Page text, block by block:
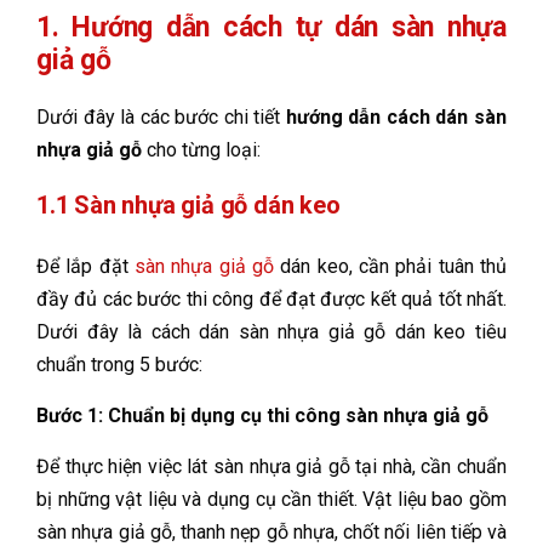
1. Hướng dẫn cách tự dán sàn nhựa
giả gỗ
Dưới đây là các bước chi tiết hướng dẫn cách dán sàn
nhựa giả gỗ cho từng loại:
1.1 Sàn nhựa giả gỗ dán keo
Để lắp đặt sàn nhựa giả gỗ dán keo, cần phải tuân thủ
đầy đủ các bước thi công để đạt được kết quả tốt nhất.
Dưới đây là cách dán sàn nhựa giả gỗ dán keo tiêu
chuẩn trong 5 bước:
Bước 1: Chuẩn bị dụng cụ thi công sàn nhựa giả gỗ
Để thực hiện việc lát sàn nhựa giả gỗ tại nhà, cần chuẩn
bị những vật liệu và dụng cụ cần thiết. Vật liệu bao gồm
sàn nhựa giả gỗ, thanh nẹp gỗ nhựa, chốt nối liên tiếp và